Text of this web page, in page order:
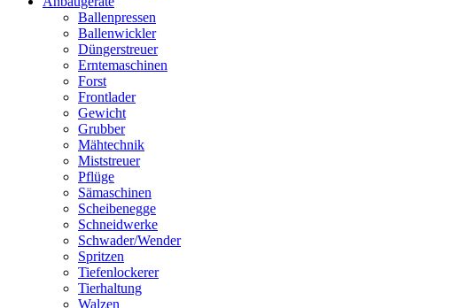
Ballenpressen
Ballenwickler
Düngerstreuer
Erntemaschinen
Forst
Frontlader
Gewicht
Grubber
Mähtechnik
Miststreuer
Pflüge
Sämaschinen
Scheibenegge
Schneidwerke
Schwader/Wender
Spritzen
Tiefenlockerer
Tierhaltung
Walzen